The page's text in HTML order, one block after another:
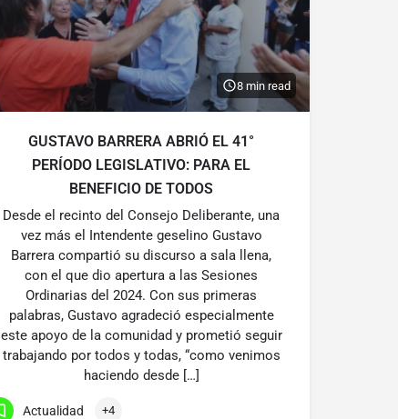
8 min read
GUSTAVO BARRERA ABRIÓ EL 41°
PERÍODO LEGISLATIVO: PARA EL
BENEFICIO DE TODOS
Desde el recinto del Consejo Deliberante, una
vez más el Intendente geselino Gustavo
Barrera compartió su discurso a sala llena,
con el que dio apertura a las Sesiones
Ordinarias del 2024. Con sus primeras
palabras, Gustavo agradeció especialmente
este apoyo de la comunidad y prometió seguir
trabajando por todos y todas, “como venimos
haciendo desde […]
Actualidad +4